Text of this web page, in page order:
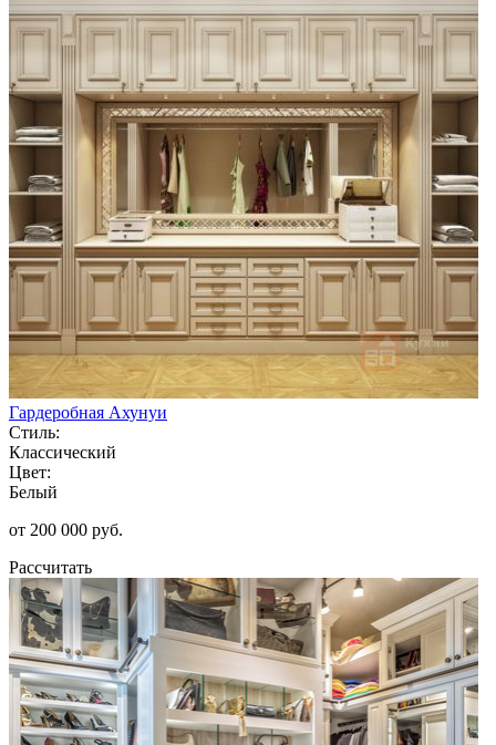
Гардеробная Ахунуи
Стиль:
Классический
Цвет:
Белый
от 200 000 руб.
Рассчитать